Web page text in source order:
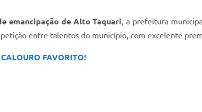
emancipação de Alto Taquari, a prefeitura
entre talentos do município, com excelente
FAVORITO!